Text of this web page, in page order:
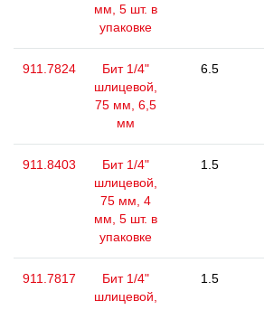
мм, 5 шт. в
упаковке
911.7824
Бит 1/4"
шлицевой,
75 мм, 6,5
мм
6.5
911.8403
Бит 1/4"
шлицевой,
75 мм, 4
мм, 5 шт. в
упаковке
1.5
911.7817
Бит 1/4"
шлицевой,
1.5